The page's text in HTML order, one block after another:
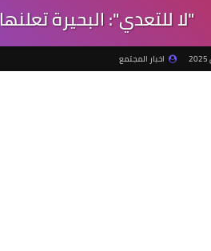
"لا للتعدي": البحيرة
اخبار المجتمع